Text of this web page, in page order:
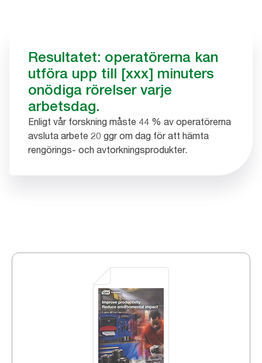
Resultatet: operatörerna kan
utföra upp till [xxx] minuters
onödiga rörelser varje
arbetsdag.
Enligt vår forskning måste 44 % av operatörerna
avsluta arbete 20 ggr om dag för att hämta
rengörings- och avtorkningsprodukter.